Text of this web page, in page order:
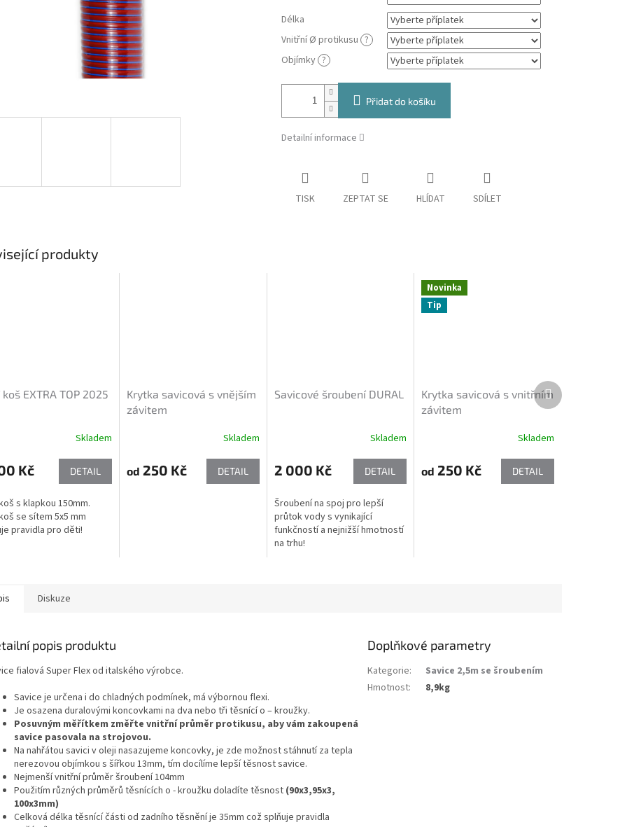
Délka
Vnitřní Ø protikusu ?
Objímky ?
Přidat do košíku
Detailní informace
TISK ZEPTAT SE HLÍDAT SDÍLET
produkty
koš EXTRA TOP 2025
Skladem
Kč DETAIL
s klapkou 150mm.
se sítem 5x5 mm
pravidla pro děti!
Krytka savicová s vnějším
závitem
Skladem
od 250 Kč DETAIL
Savicové šroubení DURAL
Skladem
2 000 Kč DETAIL
Šroubení na spoj pro lepší
průtok vody s vynikající
funkčností a nejnižší hmotností
na trhu!
Novinka
Tip
Krytka savicová s vnitřním
závitem
Skladem
od 250 Kč DETAIL
Další
produkt
Diskuze
popis produktu
fialová Super Flex od italského výrobce.
Savice je určena i do chladných podmínek, má výbornou flexi.
Je osazena duralovými koncovkami na dva nebo tři těsnící o – kroužky.
Posuvným měřítkem změřte vnitřní průměr protikusu, aby vám zakoupená
savice pasovala na strojovou.
Na nahřátou savici v oleji nasazujeme koncovky, je zde možnost stáhnutí za tepla
nerezovou objímkou s šířkou 13mm, tím docílíme lepší těsnost savice.
Nejmenší vnitřní průměr šroubení 104mm
Použitím různých průměrů těsnících o - kroužku doladíte těsnost (90x3,95x3,
100x3mm)
Celková délka těsnící části od zadního těsnění je 35mm což splňuje pravidla
Doplňkové parametry
Kategorie:
Savice 2,5m se šroubením
Hmotnost: 8,9kg